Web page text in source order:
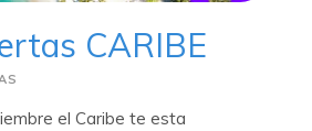
CARIBE
el Caribe te esta